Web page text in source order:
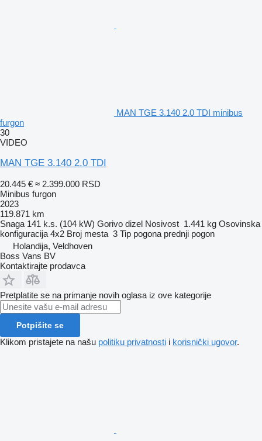
MAN TGE 3.140 2.0 TDI minibus
furgon
30
VIDEO
MAN TGE 3.140 2.0 TDI
20.445 € ≈ 2.399.000 RSD
Minibus furgon
2023
119.871 km
Snaga 141 k.s. (104 kW) Gorivo dizel Nosivost 1.441 kg Osovinska
konfiguracija 4x2 Broj mesta 3 Tip pogona prednji pogon
Holandija, Veldhoven
Boss Vans BV
Kontaktirajte prodavca
Pretplatite se na primanje novih oglasa iz ove kategorije
Potpišite se
Klikom pristajete na našu politiku privatnosti i korisnički ugovor.